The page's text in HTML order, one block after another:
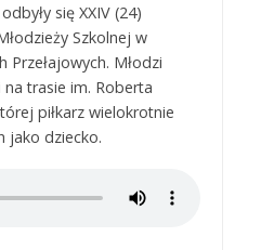
się XXIV (24)
Szkolnej w
Przełajowych. Młodzi
trasie im. Roberta
piłkarz wielokrotnie
jako dziecko.